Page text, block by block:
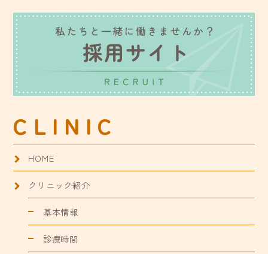
CLINIC
HOME
クリニック紹介
基本情報
診療時間